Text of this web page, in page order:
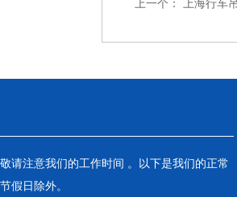
上一个： 上海行车
请注意我们的工作时间 。以下是我们的正常
假日除外。